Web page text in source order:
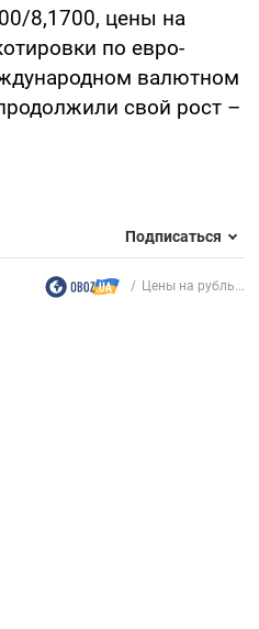
8,1700, цены на
по евро-
валютном
свой рост –
Подписаться
Цены на рубль...